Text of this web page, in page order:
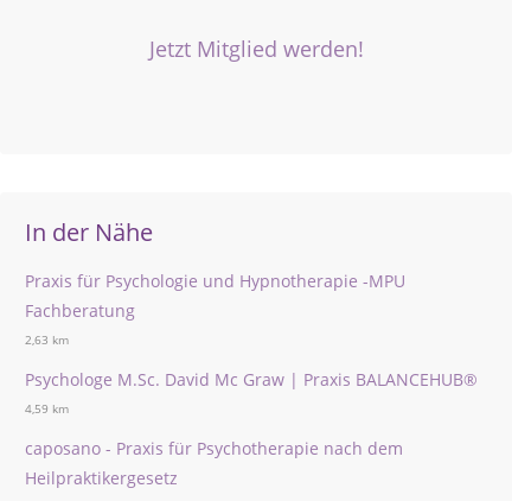
Jetzt Mitglied werden!
In der Nähe
Praxis für Psychologie und Hypnotherapie -MPU
Fachberatung
2,63 km
Psychologe M.Sc. David Mc Graw | Praxis BALANCEHUB®
4,59 km
caposano - Praxis für Psychotherapie nach dem
Heilpraktikergesetz